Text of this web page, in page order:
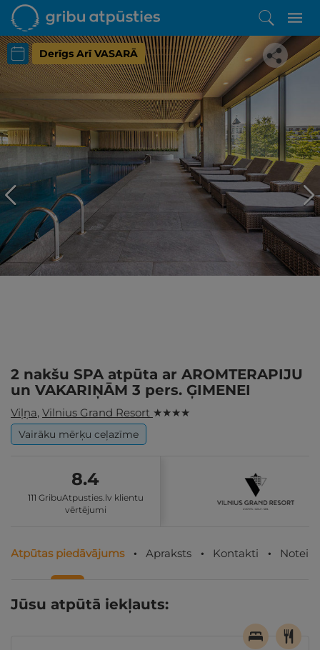
Derīgs Arī VASARĀ
Iepatikās šis piedāvājums?
Līdz brīnišķīgai atpūtai atlikuši tikai daži soļi
PĒRKU
2 nakšu SPA atpūta ar AROMTERAPIJU
un VAKARIŅĀM 3 pers. ĢIMENEI
Viļņa, Vilnius Grand Resort ★ ★ ★ ★
Vairāku mērķu ceļazīme
8.4
111 GribuAtpusties.lv klientu
vērtējumi
Atpūtas piedāvājums Apraksts Kontakti
Jūsu atpūtā iekļauts: